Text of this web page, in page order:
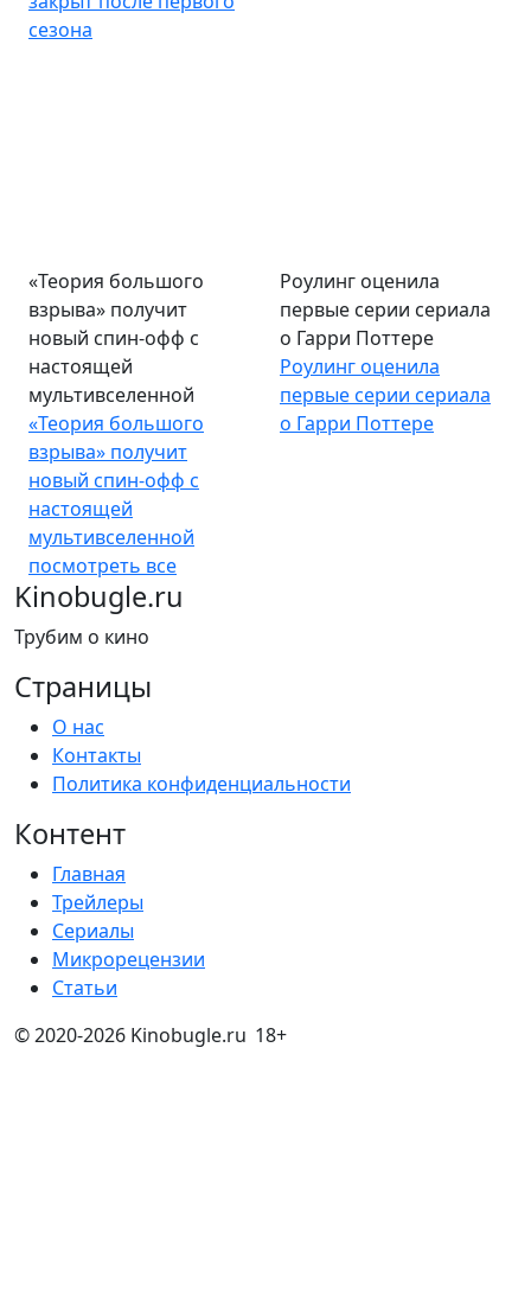
сезона
«Теория большого
взрыва» получит
новый спин-офф с
настоящей
мультивселенной
«Теория большого
взрыва» получит
новый спин-офф с
настоящей
мультивселенной
Роулинг оценила
первые серии сериала
о Гарри Поттере
Роулинг оценила
первые серии сериала
о Гарри Поттере
посмотреть все
Kinobugle.ru
Трубим о кино
Страницы
О нас
Контакты
Политика конфиденциальности
Контент
Главная
Трейлеры
Сериалы
Микрорецензии
Статьи
© 2020-2026 Kinobugle.ru 18+